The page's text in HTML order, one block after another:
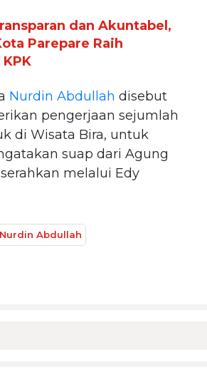
dan Akuntabel,
Parepare Raih
Nurdin Abdullah disebut
pengerjaan sejumlah
di Wisata Bira, untuk
suap dari Agung
melalui Edy
Abdullah